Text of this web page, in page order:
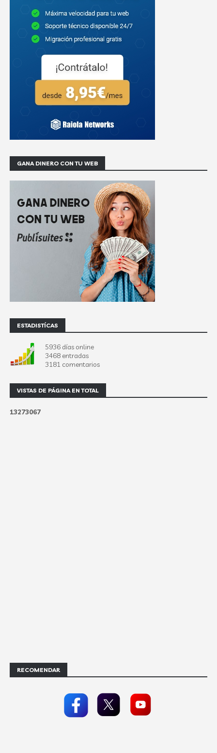
GANA DINERO CON TU WEB
ESTADISTÍCAS
5936 días online
3468 entradas
3181 comentarios
VISTAS DE PÁGINA EN TOTAL
13273067
RECOMENDAR